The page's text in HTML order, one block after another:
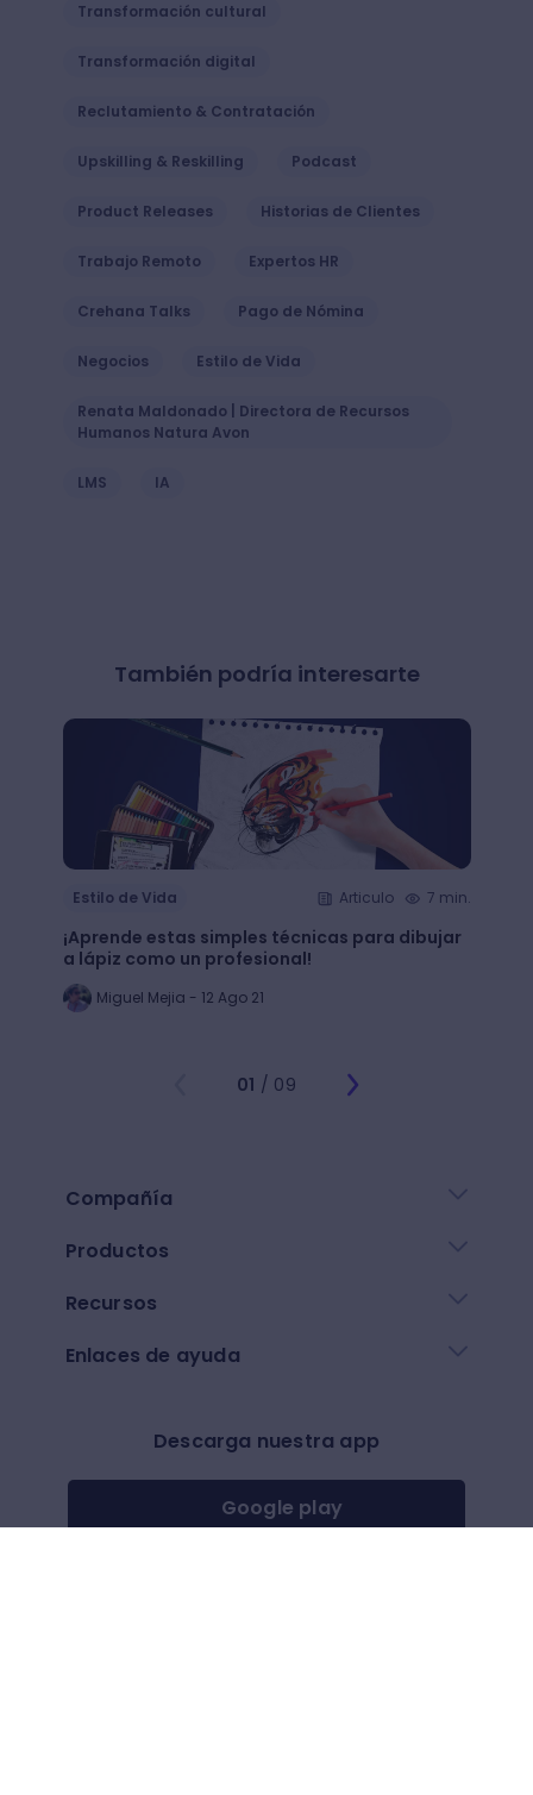
Transformación cultural
Transformación digital
Reclutamiento & Contratación
Upskilling & Reskilling Podcast
Product Releases Historias de Clientes
Trabajo Remoto Expertos HR
Crehana Talks Pago de Nómina
Negocios Estilo de Vida
Renata Maldonado | Directora de Recursos
Humanos Natura Avon
LMS IA
También podría interesarte
Estilo de Vida Articulo 7 min.
¡Aprende estas simples técnicas para dibujar
a lápiz como un profesional!
Miguel Mejia - 12 Ago 21
01 / 09
Compañía
Productos
Recursos
Enlaces de ayuda
Descarga nuestra app
Google play